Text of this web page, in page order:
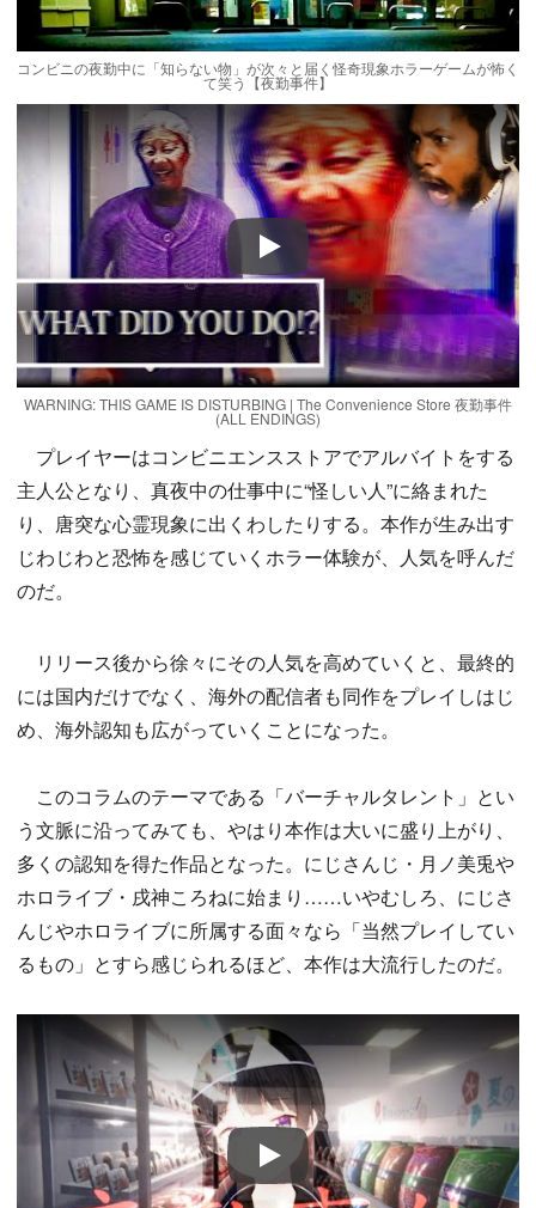
コンビニの夜勤中に「知らない物」が次々と届く怪奇現象ホラーゲームが怖く
て笑う【夜勤事件】
Play
WARNING: THIS GAME IS DISTURBING | The Convenience Store 夜勤事件
(ALL ENDINGS)
プレイヤーはコンビニエンスストアでアルバイトをする
主人公となり、真夜中の仕事中に“怪しい人”に絡まれた
り、唐突な心霊現象に出くわしたりする。本作が生み出す
じわじわと恐怖を感じていくホラー体験が、人気を呼んだ
のだ。
リリース後から徐々にその人気を高めていくと、最終的
には国内だけでなく、海外の配信者も同作をプレイしはじ
め、海外認知も広がっていくことになった。
このコラムのテーマである「バーチャルタレント」とい
う文脈に沿ってみても、やはり本作は大いに盛り上がり、
多くの認知を得た作品となった。にじさんじ・月ノ美兎や
ホロライブ・戌神ころねに始まり……いやむしろ、にじさ
んじやホロライブに所属する面々なら「当然プレイしてい
るもの」とすら感じられるほど、本作は大流行したのだ。
Play